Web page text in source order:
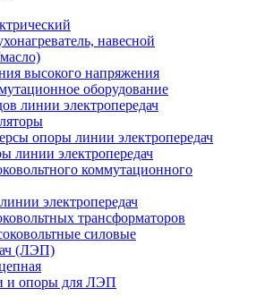
навесной
высокого напряжения
оборудование
линии электропередач
опоры линии электропередач
линии электропередач
коммутационного
электропередач
трансформаторов
силовые
(ЛЭП)
и опоры для ЛЭП